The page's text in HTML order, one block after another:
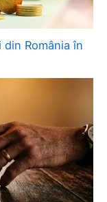
România în